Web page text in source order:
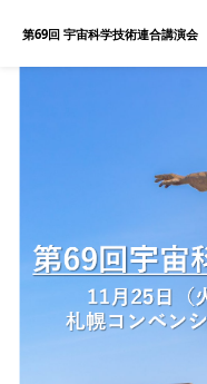
第69回 宇宙科学技術連合講演会